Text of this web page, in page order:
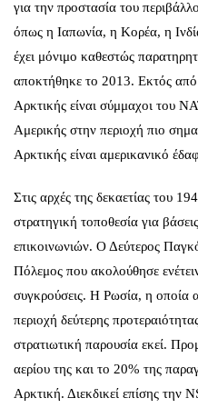
για την προστασία του
όπως η Ιαπωνία, η Κορέα, η
έχει μόνιμο καθεστώς
αποκτήθηκε το 2013. Εκτός
Αρκτικής είναι σύμμαχοι του
Αμερικής στην περιοχή πιο
Αρκτικής είναι αμερικανικό
Στις αρχές της δεκαετίας του
στρατηγική τοποθεσία για
επικοινωνιών. Ο Δεύτερος
Πόλεμος που ακολούθησε
συγκρούσεις. Η Ρωσία, η οποία
περιοχή δεύτερης
στρατιωτική παρουσία εκεί.
αερίου της και το 20% της
Αρκτική. Διεκδικεί επίσης την